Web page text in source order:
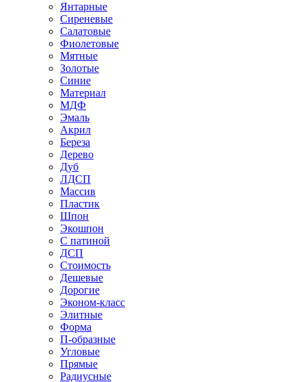
Янтарные
Сиреневые
Салатовые
Фиолетовые
Мятные
Золотые
Синие
Материал
МДФ
Эмаль
Акрил
Береза
Дерево
Дуб
ЛДСП
Массив
Пластик
Шпон
Экошпон
С патиной
ДСП
Стоимость
Дешевые
Дорогие
Эконом-класс
Элитные
Форма
П-образные
Угловые
Прямые
Радиусные